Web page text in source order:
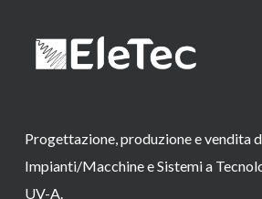
Progettazione, produzione e vendita
Impianti/Macchine e Sistemi a
UV-A.